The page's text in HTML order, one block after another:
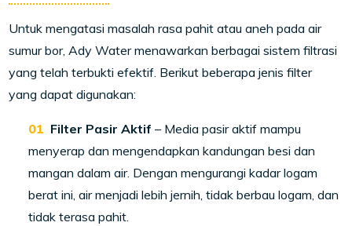
Untuk mengatasi masalah rasa pahit atau aneh pada air
sumur bor, Ady Water menawarkan berbagai sistem filtrasi
yang telah terbukti efektif. Berikut beberapa jenis filter
yang dapat digunakan:
Filter Pasir Aktif – Media pasir aktif mampu
menyerap dan mengendapkan kandungan besi dan
mangan dalam air. Dengan mengurangi kadar logam
berat ini, air menjadi lebih jernih, tidak berbau logam, dan
tidak terasa pahit.